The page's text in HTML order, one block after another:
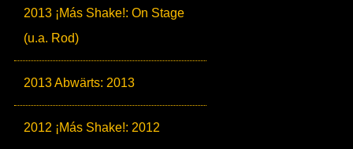
2013 ¡Más Shake!: On Stage
(u.a. Rod)
2013 Abwärts: 2013
2012 ¡Más Shake!: 2012